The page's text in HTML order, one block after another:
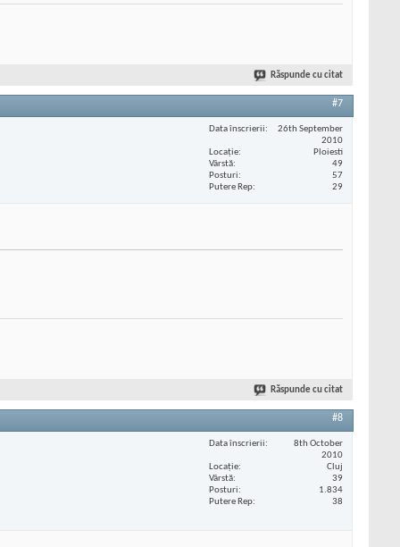
Răspunde cu citat
#7
Data înscrierii
26th September
2010
Locaţie
Ploiesti
Vârstă
49
Posturi
57
Putere Rep
29
Răspunde cu citat
#8
Data înscrierii
8th October
2010
Locaţie
Cluj
Vârstă
39
Posturi
1.834
Putere Rep
38